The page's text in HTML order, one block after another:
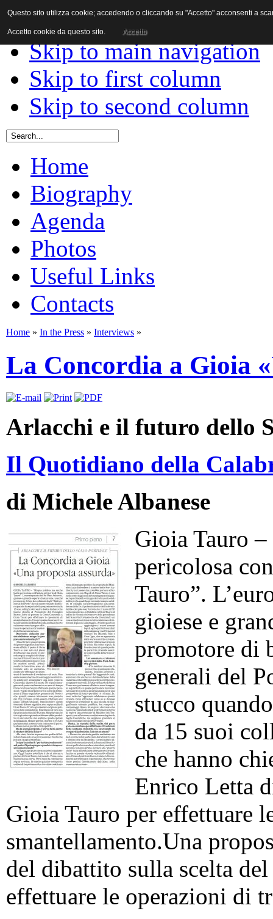
Skip to content
Skip to main navigation
Skip to first column
Skip to second column
Home
Biography
Agenda
Photos
Useful Links
Contacts
Home » In the Press » Interviews »
La Concordia a Gioia
Arlacchi e il futuro dello
Il Quotidiano della
di Michele Albanese
Gioia Tauro
pericolosa
Tauro”.
gioiese e
promotore di
generali del
stucco
da 15 suoi
che hanno
Enrico Letta
Gioia Tauro per effettuare
smantellamento.Una
del dibattito sulla scelta del
effettuare le operazioni di
Questo sito utilizza cookie; accedendo o cliccando su "Accetto" acconsenti a
Accetto cookie da questo sito. Accetto